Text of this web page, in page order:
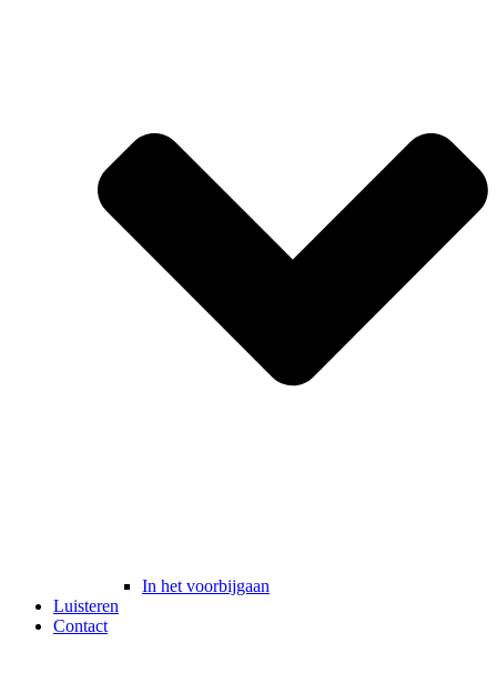
In het voorbijgaan
Luisteren
Contact